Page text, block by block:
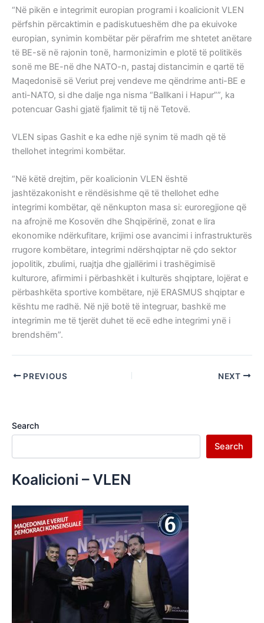
“Në pikën e integrimit europian programi i koalicionit VLEN
përfshin përcaktimin e padiskutueshëm dhe pa ekuivoke
europian, synimin kombëtar për përafrim me shtetet anëtare
të BE-së në rajonin tonë, harmonizimin e plotë të politikës
sonë me BE-në dhe NATO-n, pastaj distancimin e qartë të
Maqedonisë së Veriut prej vendeve me qëndrime anti-BE e
anti-NATO, si dhe dalje nga nisma “Ballkani i Hapur””, ka
potencuar Gashi gjatë fjalimit të tij në Tetovë.
VLEN sipas Gashit e ka edhe një synim të madh që të
thellohet integrimi kombëtar.
“Në këtë drejtim, për koalicionin VLEN është
jashtëzakonisht e rëndësishme që të thellohet edhe
integrimi kombëtar, që nënkupton masa si: euroregjione që
na afrojnë me Kosovën dhe Shqipërinë, zonat e lira
ekonomike ndërkufitare, krijimi ose avancimi i infrastrukturës
rrugore kombëtare, integrimi ndërshqiptar në çdo sektor
jopolitik, zbulimi, ruajtja dhe gjallërimi i trashëgimisë
kulturore, afirmimi i përbashkët i kulturës shqiptare, lojërat e
përbashkëta sportive kombëtare, një ERASMUS shqiptar e
kështu me radhë. Në një botë të integruar, bashkë me
integrimin me të tjerët duhet të ecë edhe integrimi ynë i
brendshëm”.
PREVIOUS NEXT
Search
Search
Koalicioni – VLEN